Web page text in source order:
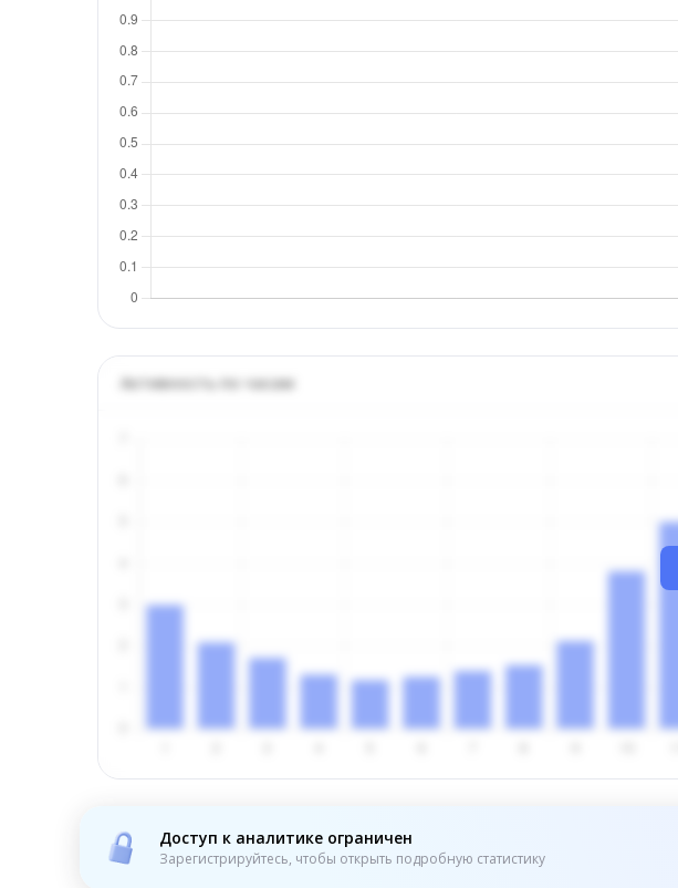
Активность по часам
Доступ к аналитике ограничен
Зарегистрируйтесь, чтобы открыть подробную статистику